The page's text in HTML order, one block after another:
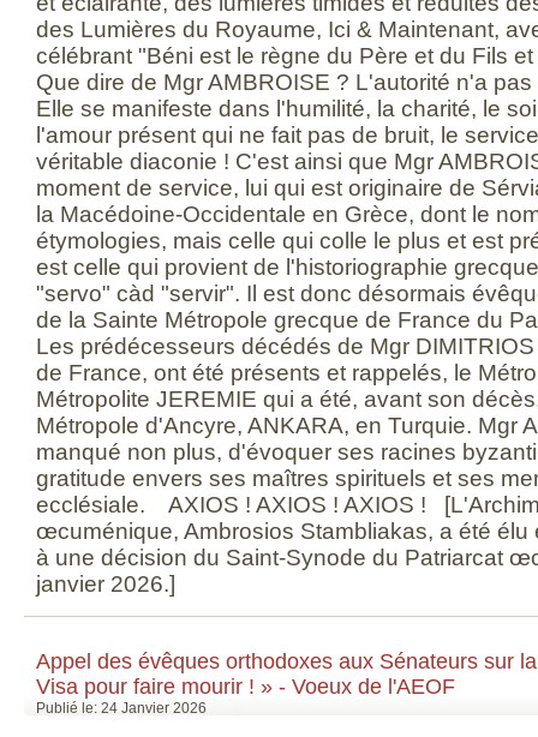
des Lumières du Royaume, Ici & Maintenant,
célébrant "Béni est le règne du Père et du Fils
Que dire de Mgr AMBROISE ? L'autorité n'a
Elle se manifeste dans l'humilité, la charité, le
l'amour présent qui ne fait pas de bruit, le
véritable diaconie ! C'est ainsi que Mgr
moment de service, lui qui est originaire de
la Macédoine-Occidentale en Grèce, dont le
étymologies, mais celle qui colle le plus et est
est celle qui provient de l'historiographie
"servo" càd "servir". Il est donc désormais
de la Sainte Métropole grecque de France du
Les prédécesseurs décédés de Mgr
de France, ont été présents et rappelés, le
Métropolite JEREMIE qui a été, avant son
Métropole d'Ancyre, ANKARA, en Turquie. Mgr
manqué non plus, d'évoquer ses racines
gratitude envers ses maîtres spirituels et ses
ecclésiale. AXIOS ! AXIOS ! AXIOS !
œcuménique, Ambrosios Stambliakas, a été élu
à une décision du Saint-Synode du Patriarcat
janvier 2026.]
Appel des évêques orthodoxes aux Sénateurs sur
Visa pour faire mourir ! » - Voeux de l'AEOF
Publié le: 24 Janvier 2026